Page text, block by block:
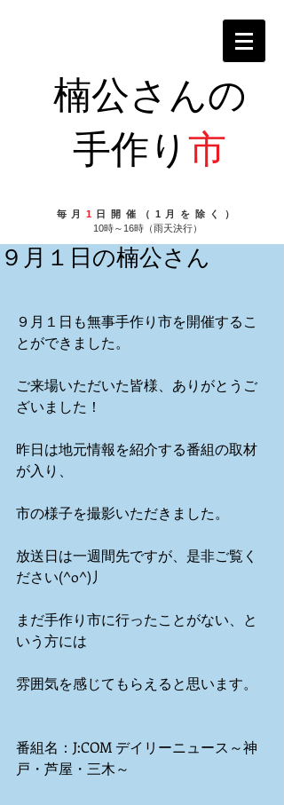
楠公さんの
手作り 市
毎月 1 日開催（1月を除く）
10時～16時（雨天決行）
９月１日の楠公さん
９月１日も無事手作り市を開催するこ
とができました。
ご来場いただいた皆様、ありがとうご
ざいました！
昨日は地元情報を紹介する番組の取材
が入り、
市の様子を撮影いただきました。
放送日は一週間先ですが、是非ご覧く
ださい(^o^)丿
まだ手作り市に行ったことがない、と
いう方には
雰囲気を感じてもらえると思います。
番組名：J:COM デイリーニュース～神
戸・芦屋・三木～